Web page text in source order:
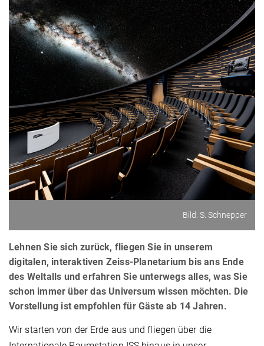
Bild: S. Schnepper
Lehnen Sie sich zurück, fliegen Sie in unserem
digitalen, interaktiven Zeiss-Planetarium bis ans Ende
des Weltalls und erfahren Sie unterwegs alles, was Sie
schon immer über das Universum wissen möchten. Die
Vorstellung ist empfohlen für Gäste ab 14 Jahren.
Wir starten von der Erde aus und fliegen über die